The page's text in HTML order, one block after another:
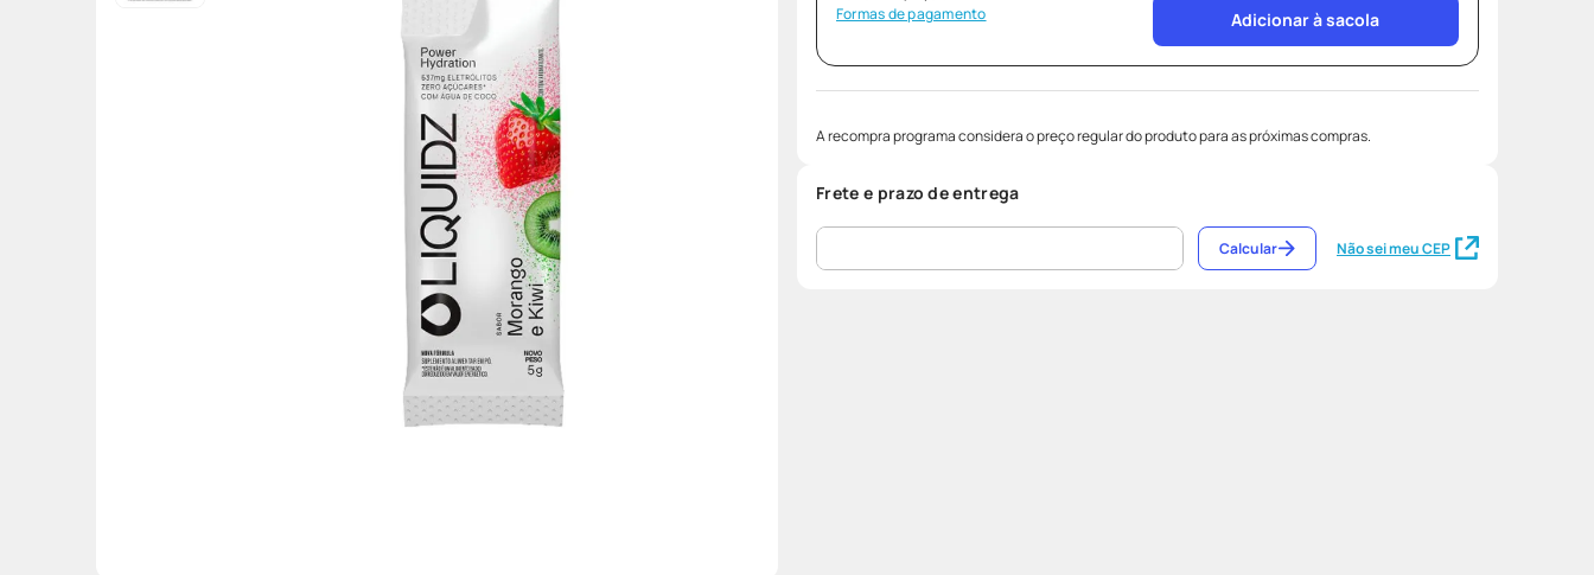
Formas de pagamento Adicionar à sacola
A recompra programa considera o preço regular do produto para as próximas compras.
Frete e prazo de entrega
Não sei meu CEP
Calcular